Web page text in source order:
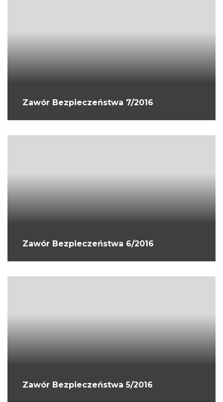
Zawór Bezpieczeństwa 7/2016
Zawór Bezpieczeństwa 6/2016
Zawór Bezpieczeństwa 5/2016